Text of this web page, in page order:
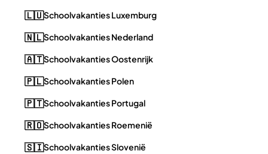
🇱🇺Schoolvakanties Luxemburg
🇳🇱Schoolvakanties Nederland
🇦🇹Schoolvakanties Oostenrijk
🇵🇱Schoolvakanties Polen
🇵🇹Schoolvakanties Portugal
🇷🇴Schoolvakanties Roemenië
🇸🇮Schoolvakanties Slovenië